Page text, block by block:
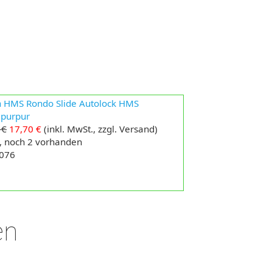
Rondo Slide Autolock HMS
17,70 € (inkl. MwSt., zzgl. Versand)
, noch 2 vorhanden